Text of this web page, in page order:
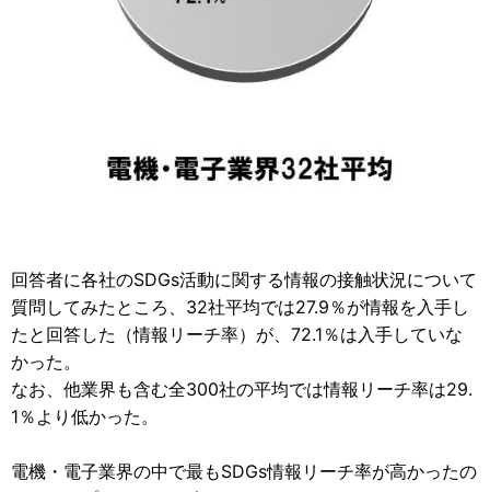
回答者に各社のSDGs活動に関する情報の接触状況について
質問してみたところ、32社平均では27.9％が情報を入手し
たと回答した（情報リーチ率）が、72.1％は入手していな
かった。
なお、他業界も含む全300社の平均では情報リーチ率は29.
1％より低かった。
電機・電子業界の中で最もSDGs情報リーチ率が高かったの